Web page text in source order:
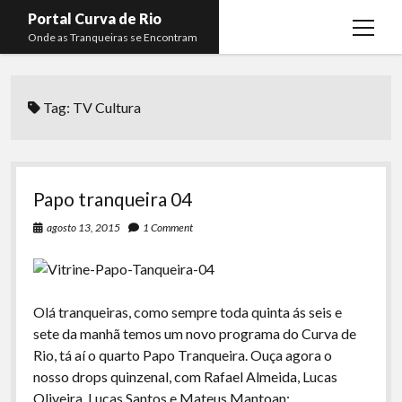
Portal Curva de Rio
Onde as Tranqueiras se Encontram
open
menu
Curva de Rio
Komos
Boca do Lixo
Rachão na Beira do RIo
Arquivo CDR
Papo Tranqueira
Membros
Mateus Mantoan
Rafael Almeida
Tag: TV Cultura
Papo tranqueira 04
agosto 13, 2015 1 Comment
Olá tranqueiras, como sempre toda quinta ás seis e
sete da manhã temos um novo programa do Curva de
Rio, tá aí o quarto Papo Tranqueira. Ouça agora o
nosso drops quinzenal, com Rafael Almeida, Lucas
Oliveira, Lucas Santos e Mateus Mantoan: